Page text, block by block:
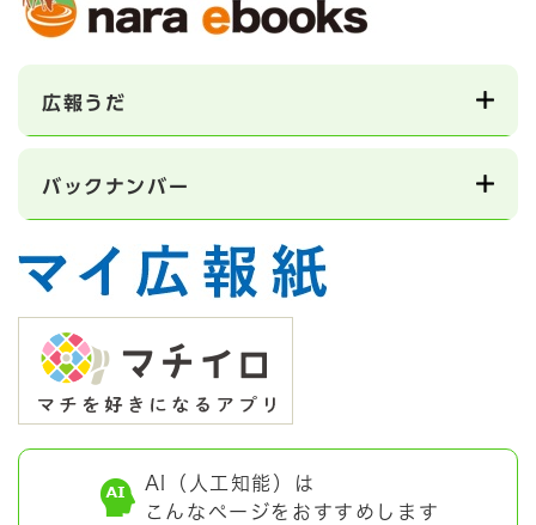
広報うだ
バックナンバー
AI（人工知能）は
こんなページをおすすめします